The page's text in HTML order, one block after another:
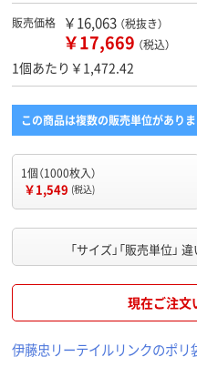
販売価格 ￥16,063 （税抜き）
￥17,669 （税込）
1個あたり￥1,472.42
この商品は複数の販売単位があり
1個（1000枚入）
￥1,549 (税込)
「サイズ」「販売単位」
現在ご注文
伊藤忠リーテイルリンクのポリ